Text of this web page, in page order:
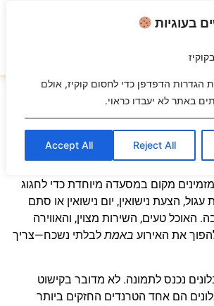
בעוגיות
הגדרות הדפדפן כדי לחסום קוקיז, אולם
באתר לא יעבדו כראוי.
Reject All
Accept All
תהפכו כל שולחן פשוט לחגיגה של פעם
בחיים
במסעדה יוצרת את אפקט ה"וואו" ומוסיפה
לכל שולחן.
מקום במסעדה מיוחדת כדי לחגוג
הצעת נישואין, יום נישואין או סתם
האוכל טעים, השירות מצוין, והאווירה
את האירוע באמתלבלתי נשכח—צריך
נכנס לתמונה. לא מדובר בקישוט
הם אחד הטרנדים החזקים ביותר